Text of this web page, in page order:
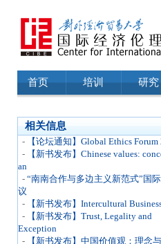
首页 培训 研究
相关信息
-
【论坛通知】Global Ethics Forum
-
【新书发布】Chinese values:
an
- “南南合作与多边主义新范式”国
议
-
【新书发布】Intercultural
-
【新书发布】Trust, Legality and
Exception
-
【新书发布】中国价值观：理念